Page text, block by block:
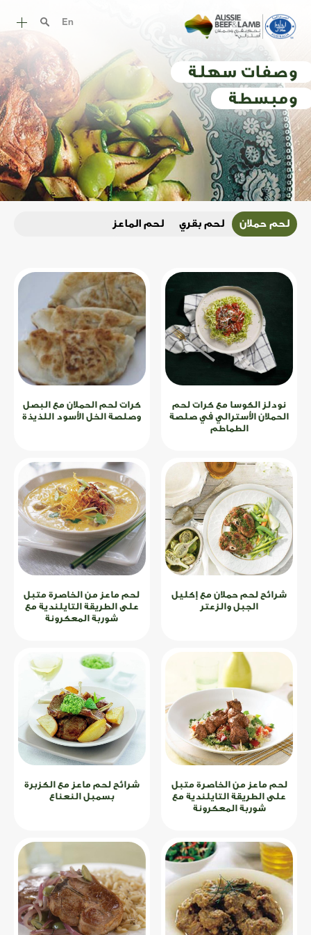
En
قصة اللحم الأسترالي
أروع وصفات اللحم الأسترالي
طرق الطهي
قطع اللحم
التغذية
الحلال الاسترالي
الموارد
وصفات سهلة
ومبسطة
لحم حملان لحم بقري لحم الماعز
نودلز الكوسا مع كرات لحم
الحملان الأسترالي في صلصة
الطماطم
كرات لحم الحملان مع البصل
وصلصة الخل الأسود اللذيذة
شرائح لحم حملان مع إكليل
الجبل والزعتر
لحم ماعز من الخاصرة متبل
على الطريقة التايلندية مع
شوربة المعكرونة
لحم ماعز من الخاصرة متبل
على الطريقة التايلندية مع
شوربة المعكرونة
شرائح لحم ماعز مع الكزبرة
بسمبل النعناع